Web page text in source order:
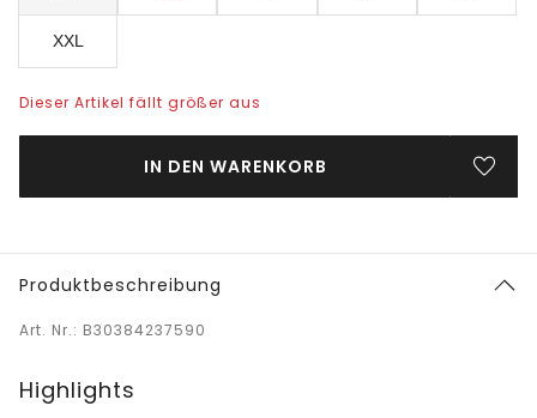
XXL
Dieser Artikel fällt größer aus
IN DEN WARENKORB
Produktbeschreibung
Art. Nr.: B30384237590
Highlights